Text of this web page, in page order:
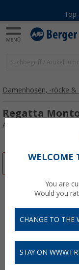
Top-
Damenhosen, -röcke &
Regatta
Art.-Nr.: 54333746
WELCOME
You are
Would you
CHANGE TO THE
STAY ON